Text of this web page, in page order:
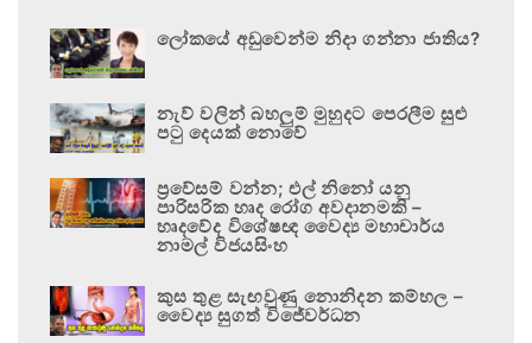
ලෝකයේ අඩුවෙන්ම නිදා ගන්නා ජාතිය?
නැව් වලින් බහලුම් මුහුදට පෙරලීම සුළු
පටු දෙයක් නොවේ
ප්‍රවේසම් වන්න; එල් නිනෝ යනු
පාරිසරික හෘද රෝග අවදානමකි –
හෘදවේද විශේෂඥ වෛද්‍ය මහාචාර්ය
නාමල් විජයසිංහ
කුස තුළ සැඟවුණු නොනිදන කම්හල –
වෛද්‍ය සුගත් විජේවර්ධන